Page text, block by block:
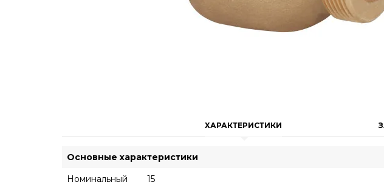
ХАРАКТЕРИСТИКИ
Основные характеристики
Номинальный
15